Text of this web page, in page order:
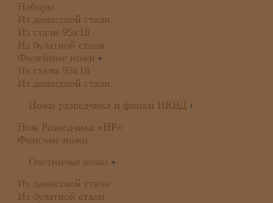
Наборы
Из дамасской стали
Из стали 95х18
Из булатной стали
Филейные ножи +
Из стали 95х18
Из дамасской стали
Ножи разведчика и финки НКВД +
Нож Разведчика «НР»
Финские ножи
Охотничьи ножи +
Из дамасской стали
Из булатной стали